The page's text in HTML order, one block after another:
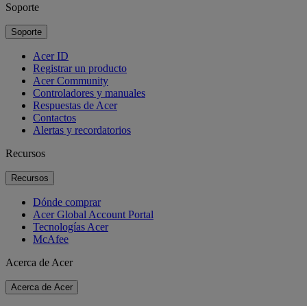
Soporte
Soporte
Acer ID
Registrar un producto
Acer Community
Controladores y manuales
Respuestas de Acer
Contactos
Alertas y recordatorios
Recursos
Recursos
Dónde comprar
Acer Global Account Portal
Tecnologías Acer
McAfee
Acerca de Acer
Acerca de Acer